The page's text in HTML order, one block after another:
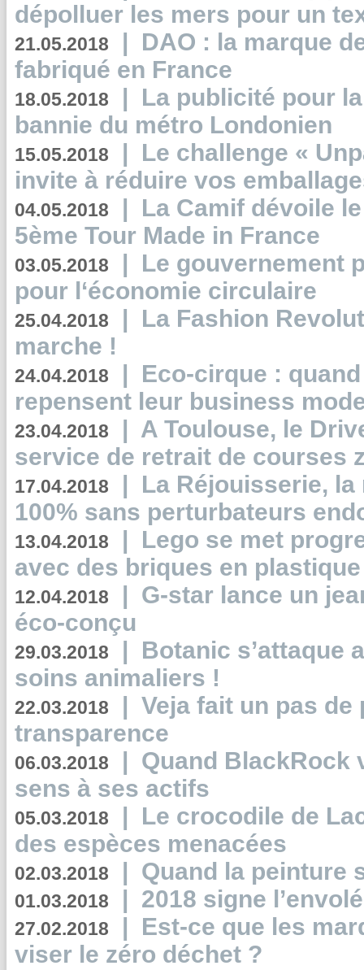
dépolluer les mers pour un
21.05.2018 | DAO : la marque
fabriqué en France
18.05.2018 | La publicité pour
bannie du métro Londonien
15.05.2018 | Le challenge «
invite à réduire vos
04.05.2018 | La Camif dévoile
5ème Tour Made in France
03.05.2018 | Le gouvernement
pour l‘économie circulaire
25.04.2018 | La Fashion
marche !
24.04.2018 | Eco-cirque :
repensent leur business
23.04.2018 | A Toulouse, le
service de retrait de courses
17.04.2018 | La Réjouisserie,
100% sans perturbateurs
13.04.2018 | Lego se met
avec des briques en
12.04.2018 | G-star lance un
éco-conçu
29.03.2018 | Botanic s’attaque
soins animaliers !
22.03.2018 | Veja fait un pas de
transparence
06.03.2018 | Quand BlackRock
sens à ses actifs
05.03.2018 | Le crocodile de
des espèces menacées
02.03.2018 | Quand la peinture
01.03.2018 | 2018 signe
27.02.2018 | Est-ce que les
viser le zéro déchet ?